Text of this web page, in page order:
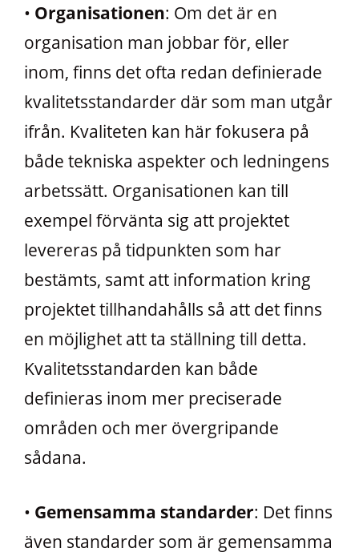
• Organisationen: Om det är en
organisation man jobbar för, eller
inom, finns det ofta redan definierade
kvalitetsstandarder där som man utgår
ifrån. Kvaliteten kan här fokusera på
både tekniska aspekter och ledningens
arbetssätt. Organisationen kan till
exempel förvänta sig att projektet
levereras på tidpunkten som har
bestämts, samt att information kring
projektet tillhandahålls så att det finns
en möjlighet att ta ställning till detta.
Kvalitetsstandarden kan både
definieras inom mer preciserade
områden och mer övergripande
sådana.
• Gemensamma standarder: Det finns
även standarder som är gemensamma